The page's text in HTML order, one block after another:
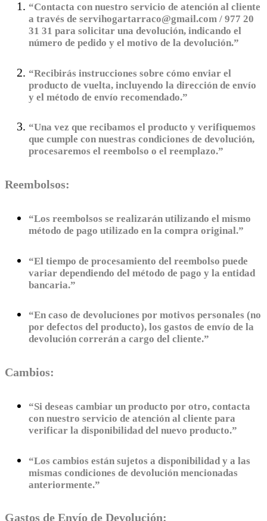
“Contacta con nuestro servicio de atención al cliente
a través de servihogartarraco@gmail.com / 977 20
31 31 para solicitar una devolución, indicando el
número de pedido y el motivo de la devolución.”
“Recibirás instrucciones sobre cómo enviar el
producto de vuelta, incluyendo la dirección de envío
y el método de envío recomendado.”
“Una vez que recibamos el producto y verifiquemos
que cumple con nuestras condiciones de devolución,
procesaremos el reembolso o el reemplazo.”
Reembolsos:
“Los reembolsos se realizarán utilizando el mismo
método de pago utilizado en la compra original.”
“El tiempo de procesamiento del reembolso puede
variar dependiendo del método de pago y la entidad
bancaria.”
“En caso de devoluciones por motivos personales (no
por defectos del producto), los gastos de envío de la
devolución correrán a cargo del cliente.”
Cambios:
“Si deseas cambiar un producto por otro, contacta
con nuestro servicio de atención al cliente para
verificar la disponibilidad del nuevo producto.”
“Los cambios están sujetos a disponibilidad y a las
mismas condiciones de devolución mencionadas
anteriormente.”
Gastos de Envío de Devolución: